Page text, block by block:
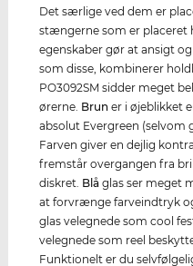
Det særlige ved dem er
stængerne som er placeret
egenskaber gør at ansigt
som disse, kombinerer
PO3092SM sidder meget
ørerne. Brun er i øjeblikket
absolut Evergreen (selvom
Farven giver en dejlig
fremstår overgangen fra
diskret. Blå glas ser meget
at forvrænge farveindtryk
glas velegnede som cool
velegnede som reel
Funktionelt er du